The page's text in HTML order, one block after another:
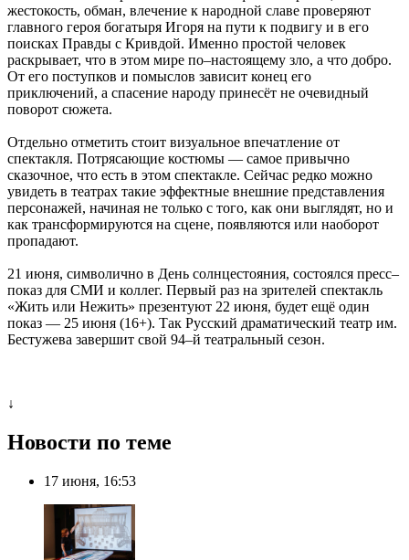
жестокость, обман, влечение к народной славе проверяют
главного героя богатыря Игоря на пути к подвигу и в его
поисках Правды с Кривдой. Именно простой человек
раскрывает, что в этом мире по–настоящему зло, а что добро.
От его поступков и помыслов зависит конец его
приключений, а спасение народу принесёт не очевидный
поворот сюжета.
Отдельно отметить стоит визуальное впечатление от
спектакля. Потрясающие костюмы — самое привычно
сказочное, что есть в этом спектакле. Сейчас редко можно
увидеть в театрах такие эффектные внешние представления
персонажей, начиная не только с того, как они выглядят, но и
как трансформируются на сцене, появляются или наоборот
пропадают.
21 июня, символично в День солнцестояния, состоялся пресс–
показ для СМИ и коллег. Первый раз на зрителей спектакль
«Жить или Нежить» презентуют 22 июня, будет ещё один
показ — 25 июня (16+). Так Русский драматический театр им.
Бестужева завершит свой 94–й театральный сезон.
↓
Новости по теме
17 июня, 16:53